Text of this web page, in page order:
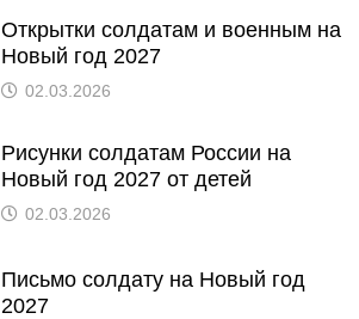
Открытки солдатам и военным на
Новый год 2027
02.03.2026
Рисунки солдатам России на
Новый год 2027 от детей
02.03.2026
Письмо солдату на Новый год
2027